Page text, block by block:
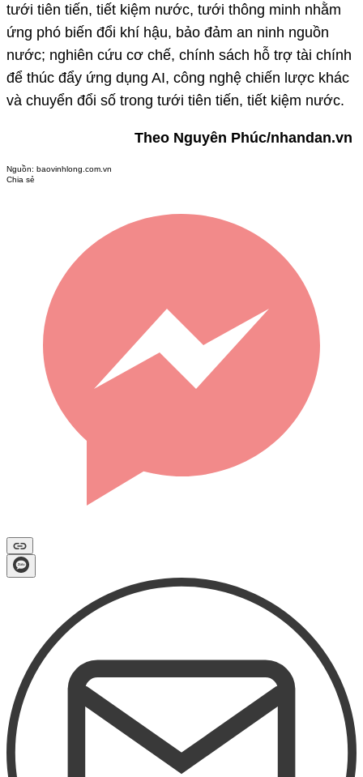
tưới tiên tiến, tiết kiệm nước, tưới thông minh nhằm
ứng phó biến đổi khí hậu, bảo đảm an ninh nguồn
nước; nghiên cứu cơ chế, chính sách hỗ trợ tài chính
để thúc đẩy ứng dụng AI, công nghệ chiến lược khác
và chuyển đổi số trong tưới tiên tiến, tiết kiệm nước.
Theo Nguyên Phúc/nhandan.vn
Nguồn: baovinhlong.com.vn
Chia sẻ